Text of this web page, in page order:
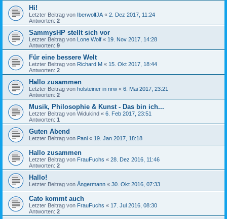
Hi!
Letzter Beitrag von IberwolfJA « 2. Dez 2017, 11:24
Antworten: 2
SammysHP stellt sich vor
Letzter Beitrag von Lone Wolf « 19. Nov 2017, 14:28
Antworten: 9
Für eine bessere Welt
Letzter Beitrag von Richard M « 15. Okt 2017, 18:44
Antworten: 2
Hallo zusammen
Letzter Beitrag von holsteiner in nrw « 6. Mai 2017, 23:21
Antworten: 2
Musik, Philosophie & Kunst - Das bin ich...
Letzter Beitrag von Widukind « 6. Feb 2017, 23:51
Antworten: 1
Guten Abend
Letzter Beitrag von Pani « 19. Jan 2017, 18:18
Hallo zusammen
Letzter Beitrag von FrauFuchs « 28. Dez 2016, 11:46
Antworten: 2
Hallo!
Letzter Beitrag von Ångermann « 30. Okt 2016, 07:33
Cato kommt auch
Letzter Beitrag von FrauFuchs « 17. Jul 2016, 08:30
Antworten: 2